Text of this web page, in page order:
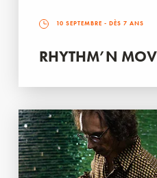
10 SEPTEMBRE - DÈS 7 ANS
RHYTHM’N